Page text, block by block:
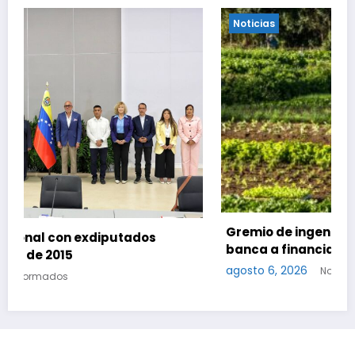
Gremio de ingenieros agrónomos insta a la
banca a financiar la agricultura familiar
agosto 6, 2026